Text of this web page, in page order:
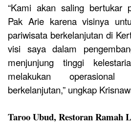
“Kami akan saling bertukar
Pak Arie karena visinya
pariwisata berkelanjutan di
visi saya dalam
menjunjung tinggi
melakukan
berkelanjutan,” ungkap
Taroo Ubud, Restoran Ramah